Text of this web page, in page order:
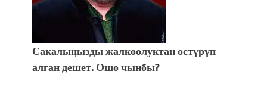
Сакалыӊызды жалкоолуктан өстүрүп
алган дешет. Ошо чынбы?